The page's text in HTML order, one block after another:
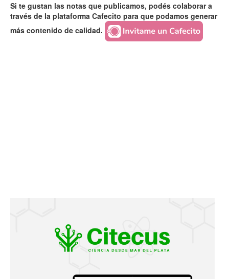
Si te gustan las notas que publicamos, podés colaborar a
través de la plataforma Cafecito para que podamos generar
más contenido de calidad.